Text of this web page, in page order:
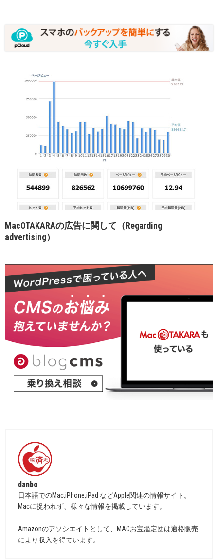
MacOTAKARAの広告に関して（Regarding
advertising）
danbo
日本語でのMac,iPhone,iPad などApple関連の情報サイト。
Macに捉われず、様々な情報を掲載しています。
Amazonのアソシエイトとして、MACお宝鑑定団は適格販売
により収入を得ています。